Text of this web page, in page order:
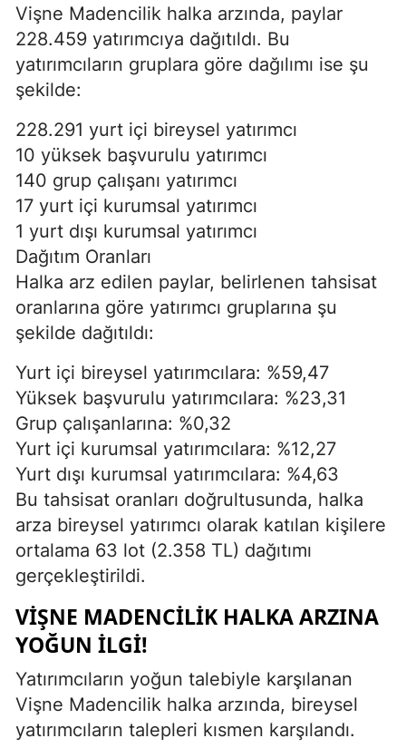
Vişne Madencilik halka arzında, paylar
228.459 yatırımcıya dağıtıldı. Bu
yatırımcıların gruplara göre dağılımı ise şu
şekilde:
228.291 yurt içi bireysel yatırımcı
10 yüksek başvurulu yatırımcı
140 grup çalışanı yatırımcı
17 yurt içi kurumsal yatırımcı
1 yurt dışı kurumsal yatırımcı
Dağıtım Oranları
Halka arz edilen paylar, belirlenen tahsisat
oranlarına göre yatırımcı gruplarına şu
şekilde dağıtıldı:
Yurt içi bireysel yatırımcılara: %59,47
Yüksek başvurulu yatırımcılara: %23,31
Grup çalışanlarına: %0,32
Yurt içi kurumsal yatırımcılara: %12,27
Yurt dışı kurumsal yatırımcılara: %4,63
Bu tahsisat oranları doğrultusunda, halka
arza bireysel yatırımcı olarak katılan kişilere
ortalama 63 lot (2.358 TL) dağıtımı
gerçekleştirildi.
VIŞNE MADENCILIK HALKA ARZINA
YOĞUN İLGI!
Yatırımcıların yoğun talebiyle karşılanan
Vişne Madencilik halka arzında, bireysel
yatırımcıların talepleri kısmen karşılandı.